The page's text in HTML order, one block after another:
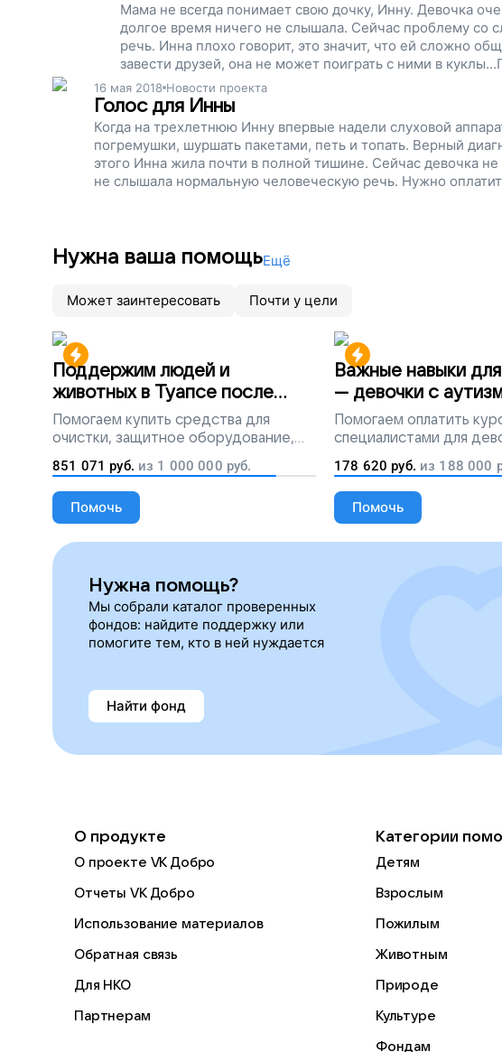
Мама не всегда понимает свою дочку, Инну. Девочка
долгое время ничего не слышала. Сейчас проблему со
речь. Инна плохо говорит, это значит, что ей сложно
завести друзей, она не может поиграть с ними в
реабилитации, чтобы вернуть Инне настоящее детство,
16 мая 2018 Новости проекта
Голос для Инны
Когда на трехлетнюю Инну впервые надели слуховой
погремушки, шуршать пакетами, петь и топать. Верный
этого Инна жила почти в полной тишине. Сейчас девочка
не слышала нормальную человеческую речь. Нужно
Нужна ваша помощьЕщё
Может заинтересовать Почти у цели
Поддержим людей и
животных в Туапсе после
разлива мазута
Помогаем купить средства для
очистки, защитное оборудование,
лекарства, корм и предметы первой
необходимости
851 071 руб. из 1 000 000 руб.
Помочь
Важные навыки
— девочки с
Помогаем оплатить
специалистами для
178 620 руб. из 188 000
Помочь
Нужна помощь?
Мы собрали каталог проверенных
фондов: найдите поддержку или
помогите тем, кто в ней нуждается
Найти фонд
О продукте
О проекте VK Добро
Отчеты VK Добро
Использование материалов
Обратная связь
Для НКО
Партнерам
Категории
Детям
Взрослым
Пожилым
Животным
Природе
Культуре
Фондам